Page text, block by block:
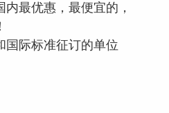
最优惠，最便宜的，
国际标准征订的单位